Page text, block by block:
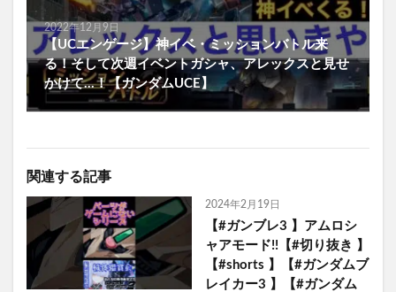
2022年12月9日
【UCエンゲージ】神イベ・ミッションバトル来
る！そして次週イベントガシャ、アレックスと見せ
かけて…！【ガンダムUCE】
関連する記事
2024年2月19日
【#ガンブレ3 】アムロシ
ャアモード!!【#切り抜き 】
【#shorts 】【#ガンダムブ
レイカー3 】【#ガンダム